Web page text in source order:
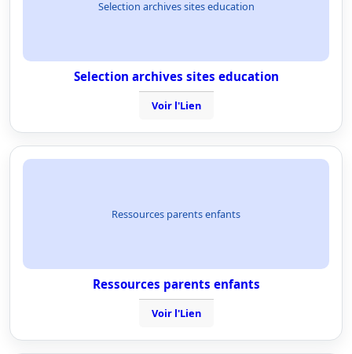
Selection archives sites education
Selection archives sites education
Voir l'Lien
Ressources parents enfants
Ressources parents enfants
Voir l'Lien